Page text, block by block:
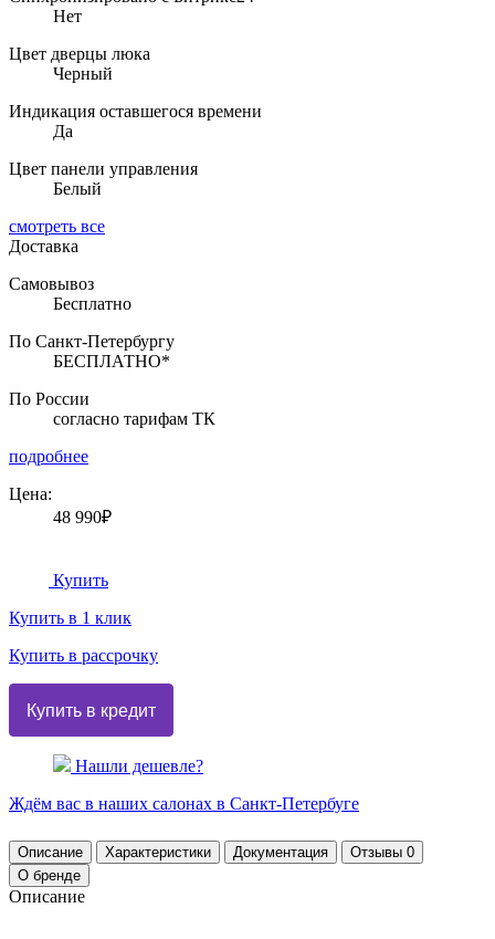
Нет
Цвет дверцы люка
Черный
Индикация оставшегося времени
Да
Цвет панели управления
Белый
смотреть все
Доставка
Самовывоз
Бесплатно
По Санкт-Петербургу
БЕСПЛАТНО*
По России
согласно тарифам ТК
подробнее
Цена:
48 990₽
Купить
Купить в 1 клик
Купить в рассрочку
Нашли дешевле?
Ждём вас в наших салонах в Санкт-Петербуге
Описание Характеристики Документация Отзывы 0
О бренде
Описание